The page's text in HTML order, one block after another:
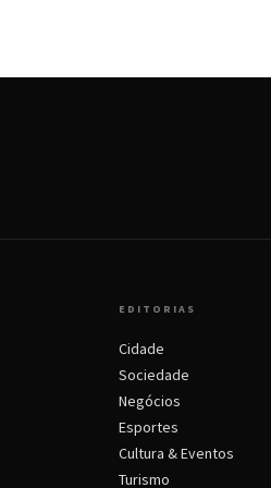
EDITORIAS
Cidade
Sociedade
Negócios
Esportes
Cultura & Eventos
Turismo